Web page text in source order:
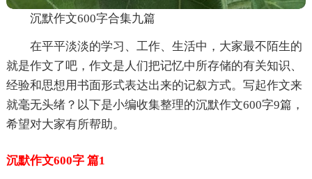
沉默作文600字合集九篇
在平平淡淡的学习、工作、生活中，大家最不陌生的
就是作文了吧，作文是人们把记忆中所存储的有关知识、
经验和思想用书面形式表达出来的记叙方式。写起作文来
就毫无头绪？以下是小编收集整理的沉默作文600字9篇，
希望对大家有所帮助。
沉默作文600字 篇1